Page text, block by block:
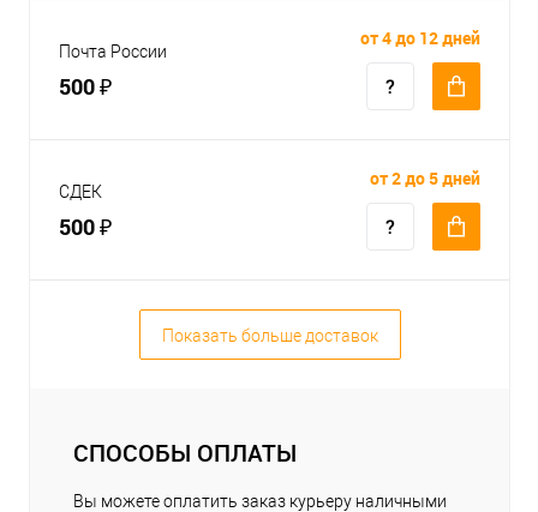
Почта России
500 ₽
от 4 до 12 дней
СДЕК
500 ₽
от 2 до 5 дней
Показать больше доставок
СПОСОБЫ ОПЛАТЫ
Вы можете оплатить заказ курьеру наличными